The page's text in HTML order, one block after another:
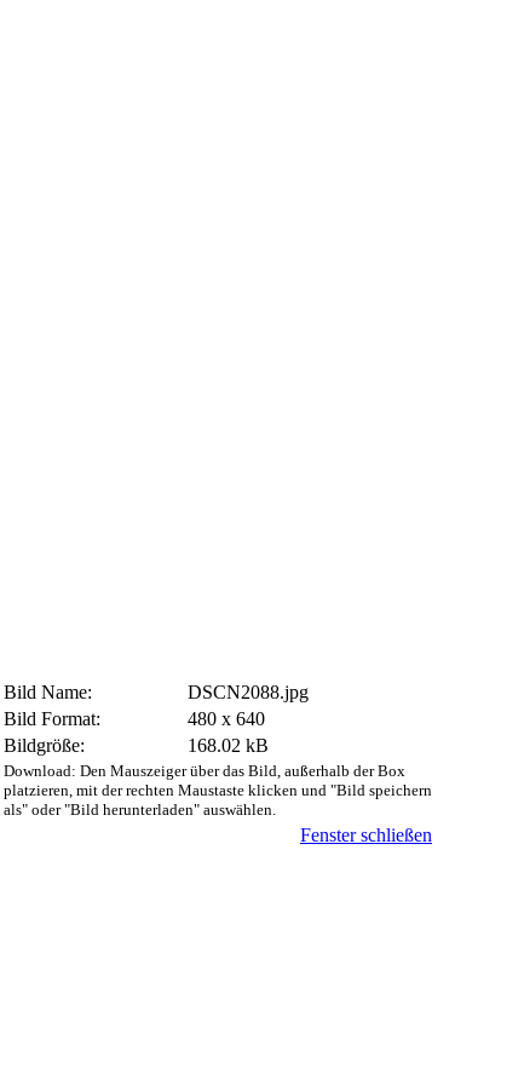
Bild Name:
DSCN2088.jpg
Bild Format:
480 x 640
Bildgröße:
168.02 kB
Download: Den Mauszeiger über das Bild, außerhalb der Box
platzieren, mit der rechten Maustaste klicken und "Bild speichern
als" oder "Bild herunterladen" auswählen.
Fenster schließen